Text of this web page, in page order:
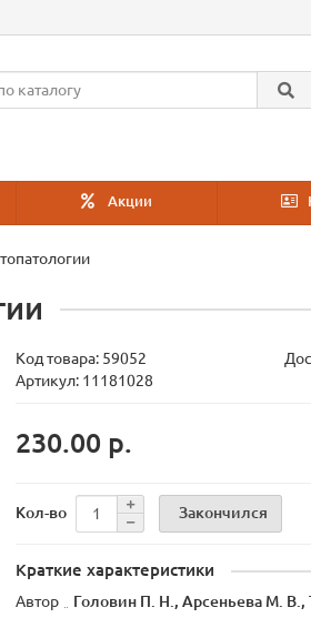
Акции
Код товара: 59052
Артикул: 11181028
230.00 р.
Кол-во Закончился
Краткие характеристики
Автор
Головин П. Н., Арсеньева М. В.,